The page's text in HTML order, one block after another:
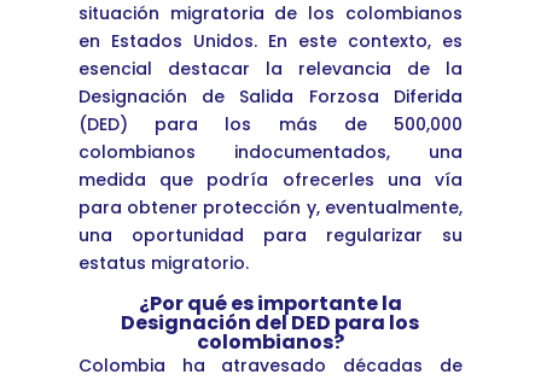
situación migratoria de los colombianos
en Estados Unidos. En este contexto, es
esencial destacar la relevancia de la
Designación de Salida Forzosa Diferida
(DED) para los más de 500,000
colombianos indocumentados, una
medida que podría ofrecerles una vía
para obtener protección y, eventualmente,
una oportunidad para regularizar su
estatus migratorio.
¿Por qué es importante la
Designación del DED para los
colombianos?
Colombia ha atravesado décadas de